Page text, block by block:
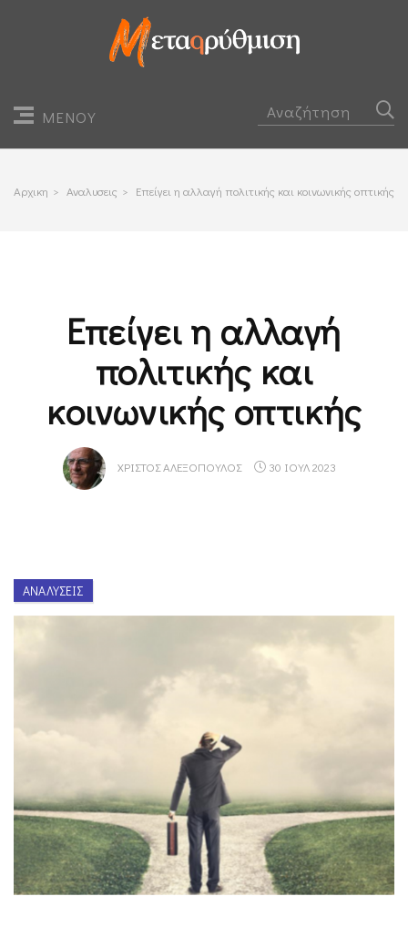
ΜΕΝΟΥ
Αρχικη > Αναλυσεις > Επείγει η αλλαγή πολιτικής και κοινωνικής οπτικής
Επείγει η αλλαγή
πολιτικής και
κοινωνικής οπτικής
ΧΡΊΣΤΟΣ ΑΛΕΞΌΠΟΥΛΟΣ 30 ΙΟΥΛ 2023
ΑΝΑΛΎΣΕΙΣ